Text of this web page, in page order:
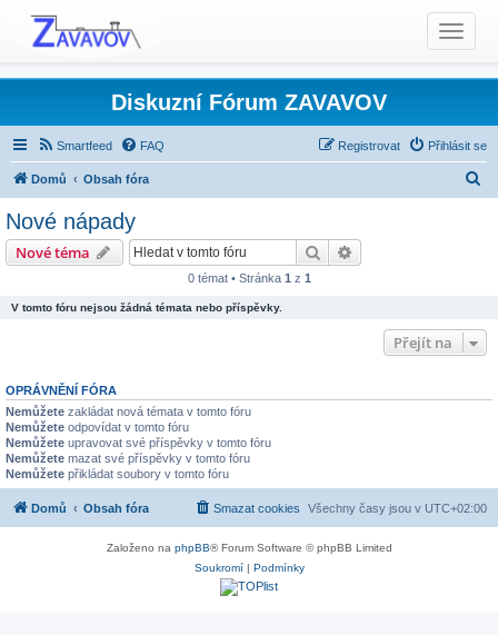
T
o
g
l
e
n
o
Diskuzní Fórum ZAVAVOV
Smartfeed FAQ Přihlásit se
Registrovat
Domů Obsah fóra
Produkty TCS - Rady, Otázky, Informace, Problémy...
Ostatní produkty TCS
Nové nápady
Nové nápady
Nové téma Hledat
0 témat • Stránka 1 z 1
V tomto fóru nejsou žádná témata nebo příspěvky.
Přejít na
OPRÁVNĚNÍ FÓRA
Nemůžete zakládat nová témata v tomto fóru
Nemůžete odpovídat v tomto fóru
Nemůžete upravovat své příspěvky v tomto fóru
Nemůžete mazat své příspěvky v tomto fóru
Nemůžete přikládat soubory v tomto fóru
Domů Obsah fóra Všechny časy jsou v UTC+02:00
Smazat cookies
Založeno na phpBB® Forum Software © phpBB Limited
Soukromí| Podmínky